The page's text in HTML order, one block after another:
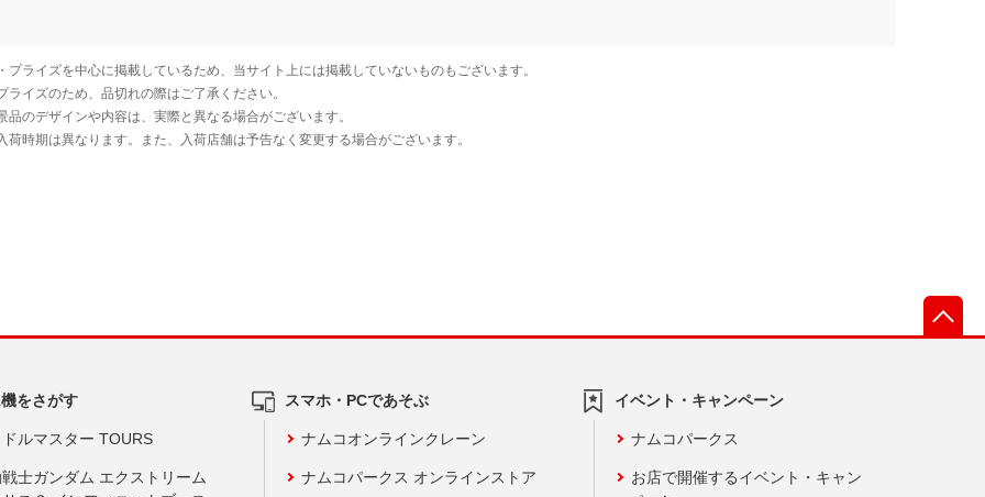
をさがす
ルマスター TOURS
士ガンダム エクストリーム
スマホ・PCであそぶ
ナムコオンラインクレーン
ナムコパークス オンラインストア
イベント・キャンペーン
ナムコパークス
お店で開催するイベント・キャン